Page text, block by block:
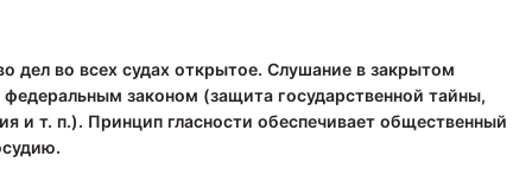
дел во всех судах открытое. Слушание в закрытом
законом (защита государственной тайны,
и т. п.). Принцип гласности обеспечивает общественный